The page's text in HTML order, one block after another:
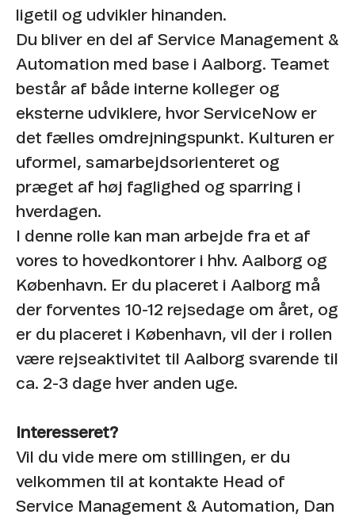
ligetil og udvikler hinanden.
Du bliver en del af Service Management &
Automation med base i Aalborg. Teamet
består af både interne kolleger og
eksterne udviklere, hvor ServiceNow er
det fælles omdrejningspunkt. Kulturen er
uformel, samarbejdsorienteret og
præget af høj faglighed og sparring i
hverdagen.
I denne rolle kan man arbejde fra et af
vores to hovedkontorer i hhv. Aalborg og
København. Er du placeret i Aalborg må
der forventes 10-12 rejsedage om året, og
er du placeret i København, vil der i rollen
være rejseaktivitet til Aalborg svarende til
ca. 2-3 dage hver anden uge.
Interesseret?
Vil du vide mere om stillingen, er du
velkommen til at kontakte Head of
Service Management & Automation, Dan